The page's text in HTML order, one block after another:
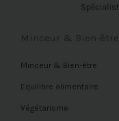
Minceur & Bien-être
Minceur & Bien-être
Equilibre alimentaire
Végétarisme